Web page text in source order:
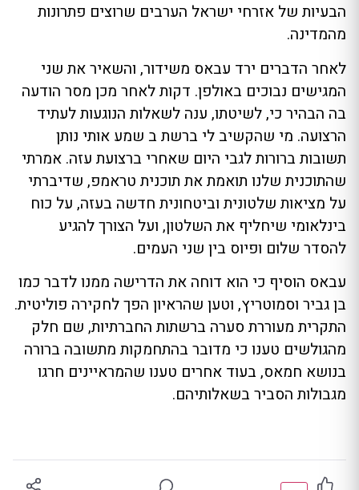
הבעיות של אזרחי ישראל הערבים שרוצים פתרונות
מהמדינה.
לאחר הדברים ירד עבאס משידור, והשאיר את שני
המגישים נבוכים באולפן. דקות לאחר מכן מסר הודעה
בה הבהיר כי, לשיטתו, ענה לשאלות הנוגעות לעתיד
הרצועה. מי שהקשיב לי ברשת ב שמע אותי נותן
תשובות ברורות לגבי היום שאחרי ברצועת עזה. אמרתי
שהתוכנית שלנו תואמת את תוכנית טראמפ, שדיברתי
על מציאות שלטונית וביטחונית חדשה בעזה, על כוח
בינלאומי שיחליף את השלטון, ועל הצורך להגיע
להסדר שלום ופיוס בין שני העמים.
עבאס הוסיף כי הוא דוחה את הדרישה ממנו לדבר כמו
בן גביר וסמוטריץ, וטען שהראיון הפך לחקירה פוליטית.
התקרית מעוררת סערה ברשתות החברתיות, שם חלק
מהגולשים טענו כי מדובר בהתחמקות מתשובה ברורה
בנושא חמאס, בעוד אחרים טענו שהמראיינים חרגו
מגבולות הסביר בשאלותיהם.